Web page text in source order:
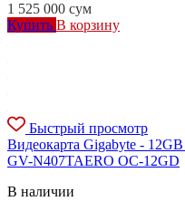
1 525 000 сум
Купить В корзину
Быстрый просмотр
Видеокарта Gigabyte -
GV-N407TAERO OC-12GD
В наличии